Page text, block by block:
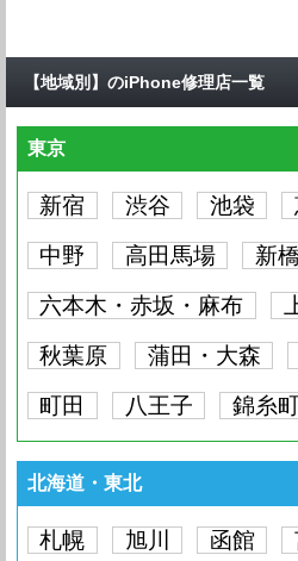
【地域別】のiPhone修理店一覧
東京
新宿 渋谷 池袋
中野
高田馬場
新
六本木・赤坂・麻布
秋葉原
蒲田・大森
町田
八王子 錦糸
北海道・東北
札幌 旭川 函館